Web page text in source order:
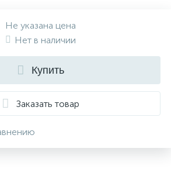
Не указана цена
Нет в наличии
Купить
Заказать товар